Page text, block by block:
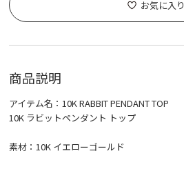
お気に入り
商品説明
アイテム名：10K RABBIT PENDANT TOP
10K ラビットペンダント トップ
素材：10K イエローゴールド